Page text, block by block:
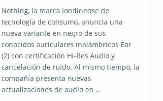
Nothing, la marca londinense de
tecnología de consumo, anuncia una
nueva variante en negro de sus
conocidos auriculares inalámbricos Ear
(2) con certificación Hi-Res Audio y
cancelación de ruido. Al mismo tiempo, la
compañía presenta nuevas
actualizaciones de audio en …